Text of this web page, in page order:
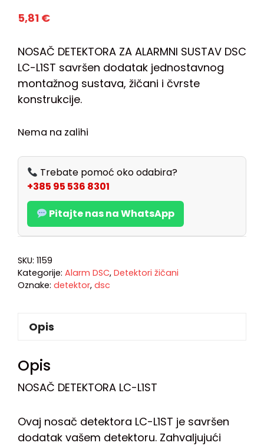
5,81 €
NOSAČ DETEKTORA ZA ALARMNI SUSTAV DSC
LC-L1ST savršen dodatak jednostavnog
montažnog sustava, žičani i čvrste
konstrukcije.
Nema na zalihi
Trebate pomoć oko odabira?
+385 95 536 8301
Pitajte nas na WhatsApp
SKU: 1159
Kategorije: Alarm DSC, Detektori žičani
Oznake: detektor, dsc
Opis
Opis
NOSAČ DETEKTORA LC-L1ST
Ovaj nosač detektora LC-L1ST je savršen
dodatak vašem detektoru. Zahvaljujući